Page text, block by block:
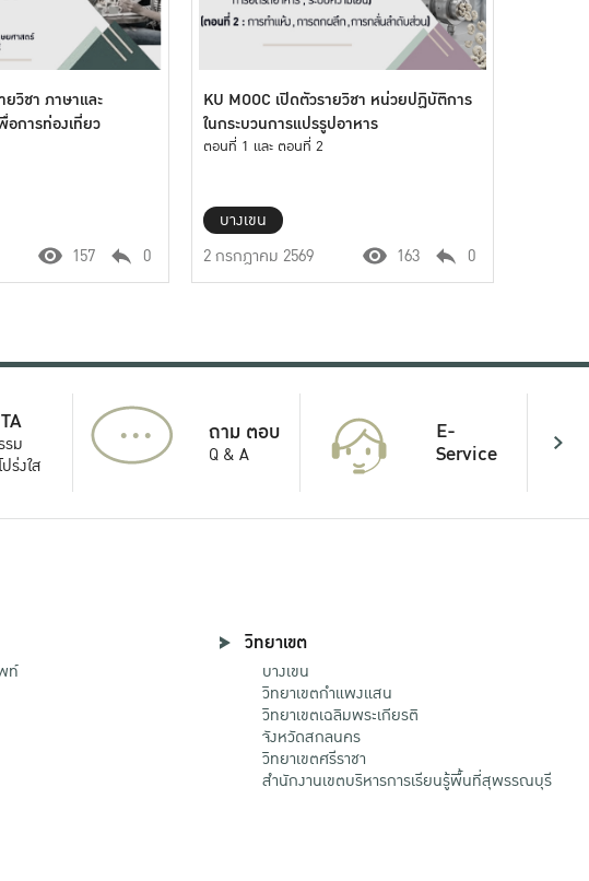
ยวิชา ภาษาและ
การท่องเที่ยว
157 0
KU MOOC เปิดตัวรายวิชา หน่วยปฏิบัติการ
ในกระบวนการแปรรูปอาหาร
ตอนที่ 1 และ ตอนที่ 2
บางเขน
2 กรกฎาคม 2569
163 0
ม
ร่งใส
... ถาม ตอบ
Q & A
E-
Service
ท์
วิทยาเขต
บางเขน
วิทยาเขตกําแพงแสน
วิทยาเขตเฉลิมพระเกียรติ
จังหวัดสกลนคร
วิทยาเขตศรีราชา
สำนักงานเขตบริหารการเรียนรู้พื้นที่สุพรรณบุรี